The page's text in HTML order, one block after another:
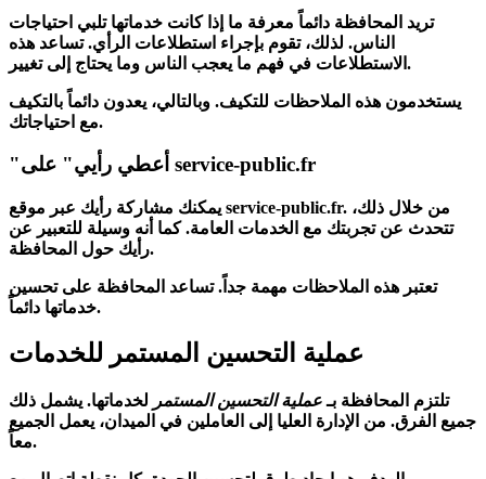
تريد المحافظة دائماً معرفة ما إذا كانت خدماتها تلبي احتياجات
الناس. لذلك، تقوم بإجراء استطلاعات الرأي. تساعد هذه
الاستطلاعات في فهم ما يعجب الناس وما يحتاج إلى تغيير.
يستخدمون هذه الملاحظات للتكيف. وبالتالي، يعدون دائماً بالتكيف
مع احتياجاتك.
"أعطي رأيي" على service-public.fr
يمكنك مشاركة رأيك عبر موقع service-public.fr. من خلال ذلك،
تتحدث عن تجربتك مع الخدمات العامة. كما أنه وسيلة للتعبير عن
رأيك حول المحافظة.
تعتبر هذه الملاحظات مهمة جداً. تساعد المحافظة على تحسين
خدماتها دائماً.
عملية التحسين المستمر للخدمات
تلتزم المحافظة بـعملية التحسين المستمر لخدماتها. يشمل ذلك
جميع الفرق. من الإدارة العليا إلى العاملين في الميدان، يعمل الجميع
معاً.